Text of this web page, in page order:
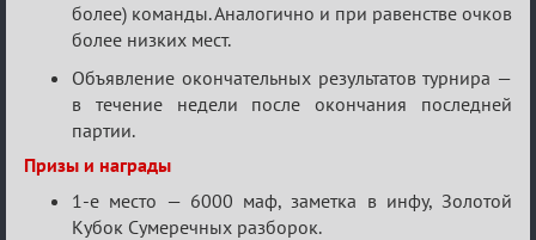
более) команды. Аналогично и при равенстве очков
более низких мест.
Объявление окончательных результатов турнира —
в течение недели после окончания последней
партии.
Призы и награды
1-е место — 6000 маф, заметка в инфу, Золотой
Кубок Сумеречных разборок.